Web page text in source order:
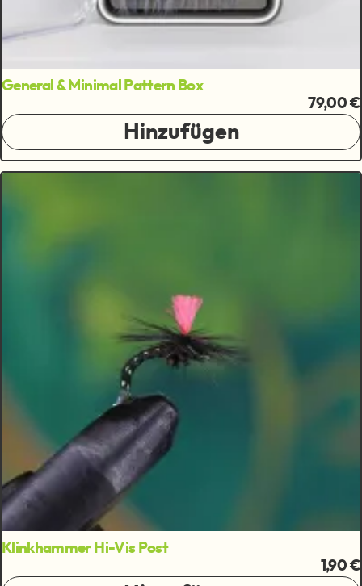
General & Minimal Pattern Box
79,00 €
Hinzufügen
Klinkhammer Hi-Vis Post
1,90 €